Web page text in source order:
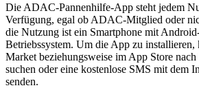
Die ADAC-Pannenhilfe-App steht jedem
Verfügung, egal ob ADAC-Mitglied oder
die Nutzung ist ein Smartphone mit
Betriebssystem. Um die App zu
Market beziehungsweise im App Store
suchen oder eine kostenlose SMS mit
senden.